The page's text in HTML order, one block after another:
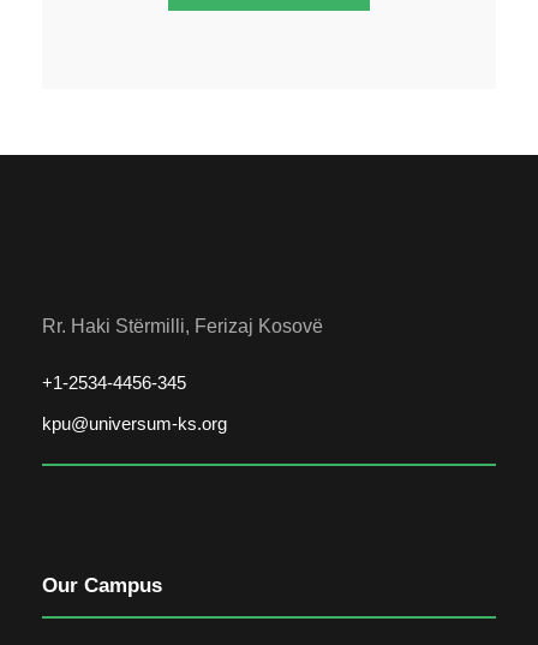
Rr. Haki Stërmilli, Ferizaj Kosovë
+1-2534-4456-345
kpu@universum-ks.org
Our Campus